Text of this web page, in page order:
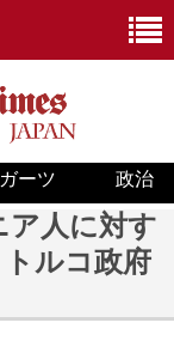
ーツ 政治
ア人に対す
ルコ政府